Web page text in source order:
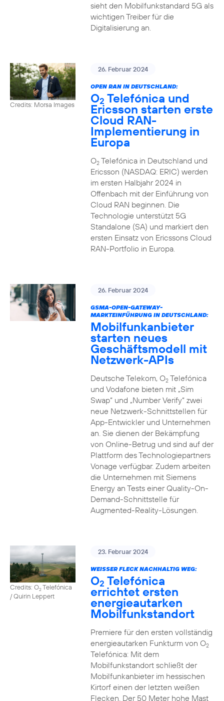
sieht den Mobilfunkstandard 5G als
wichtigen Treiber für die
Digitalisierung an.
Credits: Morsa Images
26. Februar 2024
OPEN RAN IN DEUTSCHLAND:
O2 Telefónica und
Ericsson starten erste
Cloud RAN-
Implementierung in
Europa
O2Telefónica in Deutschland und
Ericsson (NASDAQ: ERIC) werden
im ersten Halbjahr 2024 in
Offenbach mit der Einführung von
Cloud RAN beginnen. Die
Technologie unterstützt 5G
Standalone (SA) und markiert den
ersten Einsatz von Ericssons Cloud
RAN-Portfolio in Europa.
26. Februar 2024
GSMA-OPEN-GATEWAY-
MARKTEINFÜHRUNG IN DEUTSCHLAND:
Mobilfunkanbieter
starten neues
Geschäftsmodell mit
Netzwerk-APIs
Deutsche Telekom, O2Telefónica
und Vodafone bieten mit „Sim
Swap“ und „Number Verify“ zwei
neue Netzwerk-Schnittstellen für
App-Entwickler und Unternehmen
an. Sie dienen der Bekämpfung
von Online-Betrug und sind auf der
Plattform des Technologiepartners
Vonage verfügbar. Zudem arbeiten
die Unternehmen mit Siemens
Energy an Tests einer Quality-On-
Demand-Schnittstelle für
Augmented-Reality-Lösungen.
Credits: O2Telefónica
/ Quirin Leppert
23. Februar 2024
WEISSER FLECK NACHHALTIG WEG:
O2 Telefónica
errichtet ersten
energieautarken
Mobilfunkstandort
Premiere für den ersten vollständig
energieautarken Funkturm von O2
Telefónica: Mit dem
Mobilfunkstandort schließt der
Mobilfunkanbieter im hessischen
Kirtorf einen der letzten weißen
Flecken. Der 50 Meter hohe Mast